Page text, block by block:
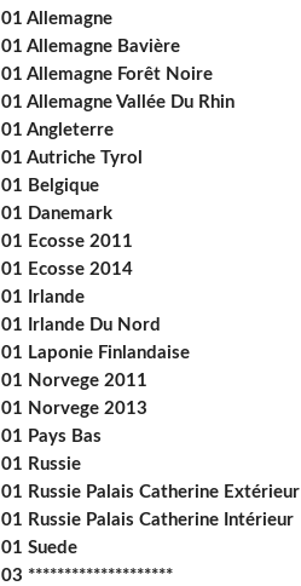
01 Allemagne
01 Allemagne Bavière
01 Allemagne Forêt Noire
01 Allemagne Vallée Du Rhin
01 Angleterre
01 Autriche Tyrol
01 Belgique
01 Danemark
01 Ecosse 2011
01 Ecosse 2014
01 Irlande
01 Irlande Du Nord
01 Laponie Finlandaise
01 Norvege 2011
01 Norvege 2013
01 Pays Bas
01 Russie
01 Russie Palais Catherine Extérieur
01 Russie Palais Catherine Intérieur
01 Suede
03 ********************